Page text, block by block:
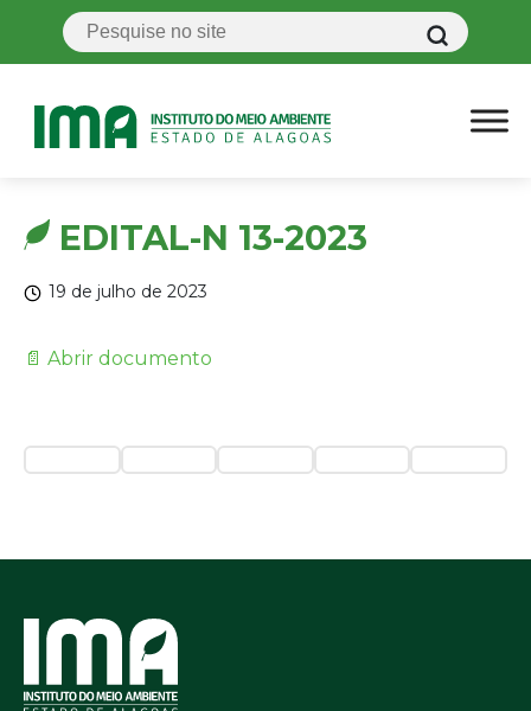
EDITAL-N 13-2023
19 de julho de 2023
📄 Abrir documento